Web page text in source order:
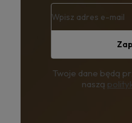
Twoje dane będą
naszą